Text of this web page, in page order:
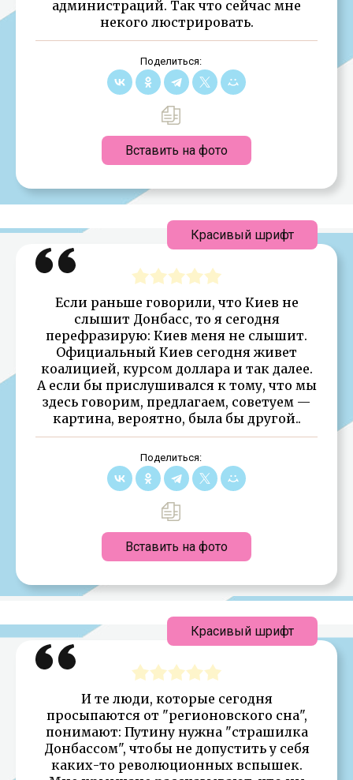
администраций. Так что сейчас мне
некого люстрировать.
Поделиться:
Вставить на фото
Если раньше говорили, что Киев не
слышит Донбасс, то я сегодня
перефразирую: Киев меня не слышит.
Официальный Киев сегодня живет
коалицией, курсом доллара и так далее.
А если бы прислушивался к тому, что мы
здесь говорим, предлагаем, советуем —
картина, вероятно, была бы другой..
Поделиться:
Вставить на фото
Красивый шрифт
И те люди, которые сегодня
просыпаются от "регионовского сна",
понимают: Путину нужна "страшилка
Донбассом", чтобы не допустить у себя
каких-то революционных вспышек.
Красивый шрифт